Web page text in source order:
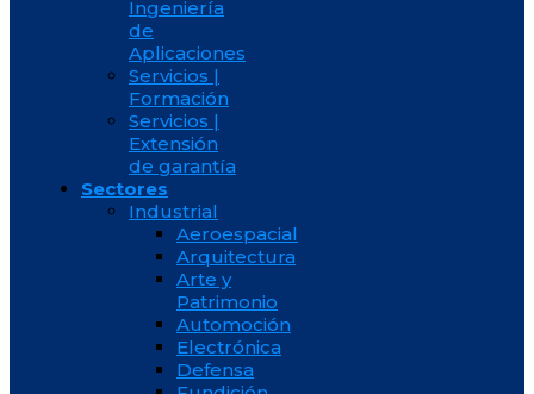
Ingeniería
de
Aplicaciones
Servicios |
Formación
Servicios |
Extensión
de garantía
Sectores
Industrial
Aeroespacial
Arquitectura
Arte y
Patrimonio
Automoción
Electrónica
Defensa